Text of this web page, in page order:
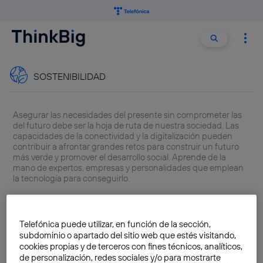
Buscar
SOSTENIBILIDAD
Asegurar las necesidades del presente sin comprometer las
del futuro debe ser la hoja de ruta de nuestra sociedad. Las
capacidades de la conectividad y la digitalización pueden
contribuir a afrontar grandes retos para construir un futuro
más verde y promover el desarrollo social. Aprende de la
mano de expertos, empresas y personalidades que emplean
la tecnología para conseguirlo.
Mujeres STEM Telefónica
Telefónica puede utilizar, en función de la sección,
subdominio o apartado del sitio web que estés visitando,
cookies propias y de terceros con fines técnicos, analíticos,
de personalización, redes sociales y/o para mostrarte